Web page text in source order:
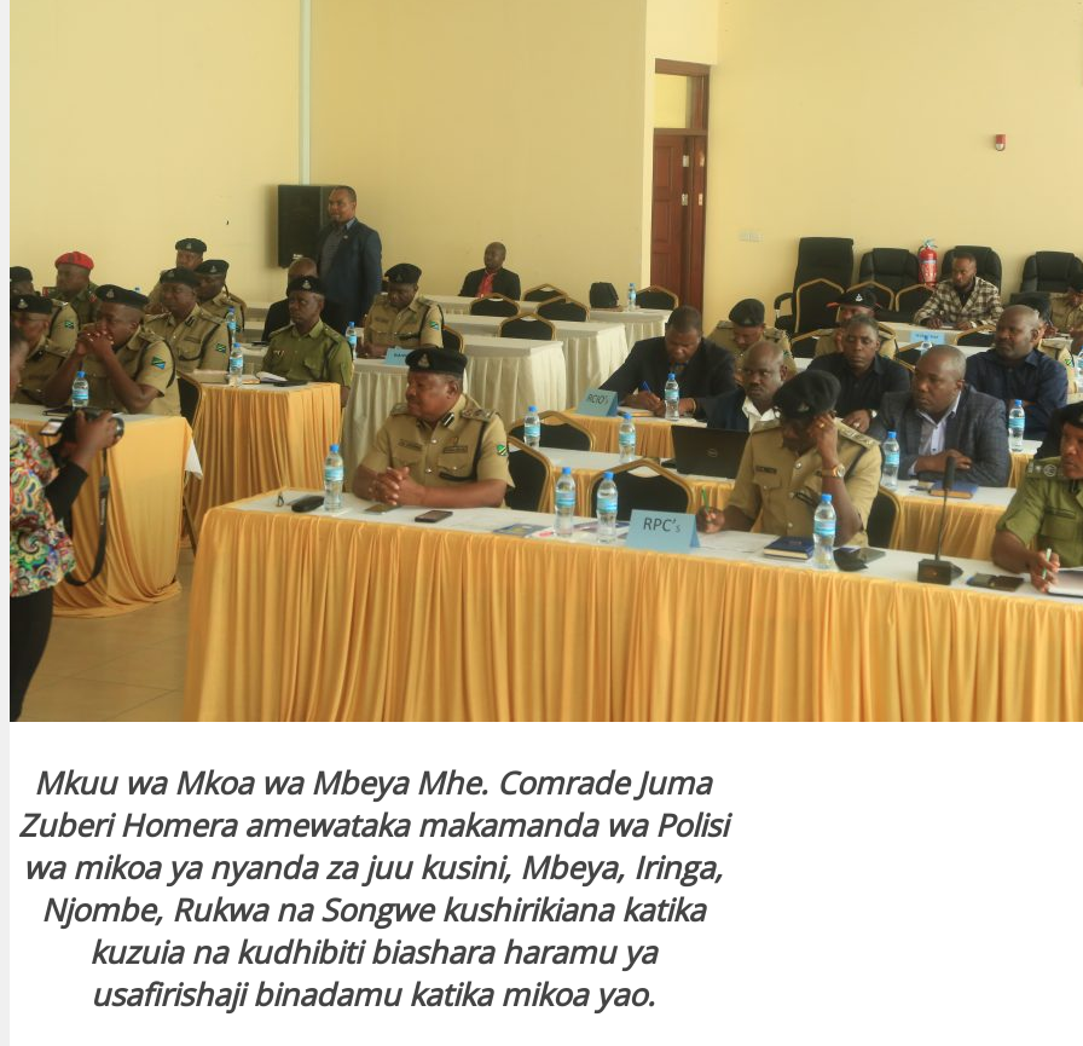
Mkuu wa Mkoa wa Mbeya Mhe. Comrade Juma
Zuberi Homera amewataka makamanda wa Polisi
wa mikoa ya nyanda za juu kusini, Mbeya, Iringa,
Njombe, Rukwa na Songwe kushirikiana katika
kuzuia na kudhibiti biashara haramu ya
usafirishaji binadamu katika mikoa yao.